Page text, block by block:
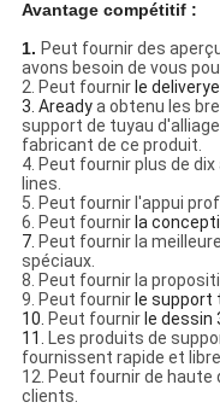
Avantage compétitif :
1. Peut fournir des
avons besoin de vous
2. Peut fournir le
3. Areadya obtenu les
support de tuyau
fabricant de ce produit.
4. Peut fournir plus de
lines.
5. Peut fournir l'appui
6. Peut fournir la
7. Peut fournir la
spéciaux.
8. Peut fournir la
9. Peut fournir le support
10. Peut fournir le dessin
11. Les produits de
fournissent rapide et libre
12. Peut fournir de haute
clients.